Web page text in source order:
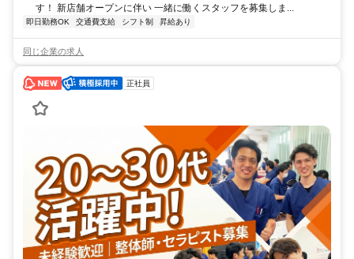
す！ 新店舗オープンに伴い 一緒に働くスタッフを募集しま...
即日勤務OK 交通費支給 シフト制 昇給あり
同じ企業の求人
正社員